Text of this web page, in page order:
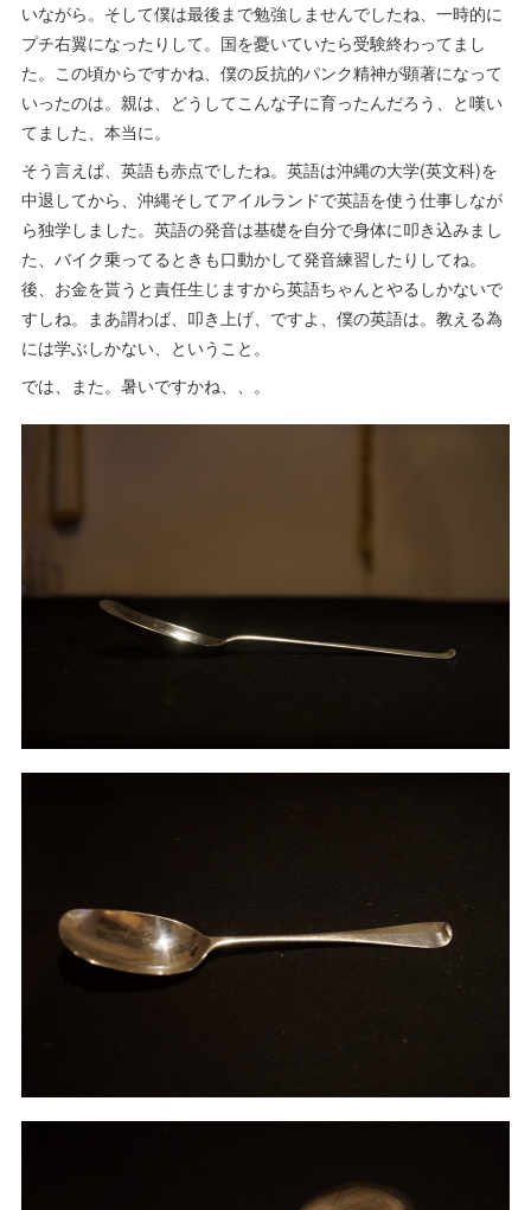
いながら。そして僕は最後まで勉強しませんでしたね、一時的に
プチ右翼になったりして。国を憂いていたら受験終わってまし
た。この頃からですかね、僕の反抗的パンク精神が顕著になって
いったのは。親は、どうしてこんな子に育ったんだろう、と嘆い
てました、本当に。
そう言えば、英語も赤点でしたね。英語は沖縄の大学(英文科)を
中退してから、沖縄そしてアイルランドで英語を使う仕事しなが
ら独学しました。英語の発音は基礎を自分で身体に叩き込みまし
た、バイク乗ってるときも口動かして発音練習したりしてね。
後、お金を貰うと責任生じますから英語ちゃんとやるしかないで
すしね。まあ謂わば、叩き上げ、ですよ、僕の英語は。教える為
には学ぶしかない、ということ。
では、また。暑いですかね、、。